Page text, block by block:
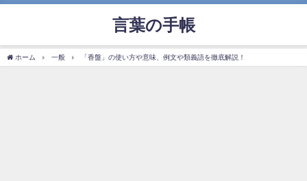
言葉の手帳
ホーム 一般 「香盤」の使い方や意味、例文や類義語を徹底解説！